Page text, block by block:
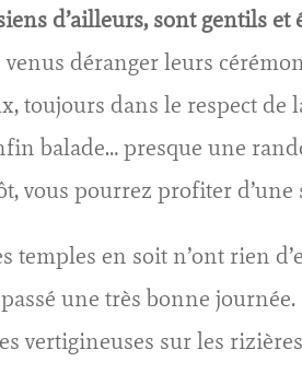
d’ailleurs, sont gentils
déranger leurs
toujours dans le respect de
balade… presque une
vous pourrez profiter
temples en soit n’ont rien
une très bonne
vertigineuses sur les